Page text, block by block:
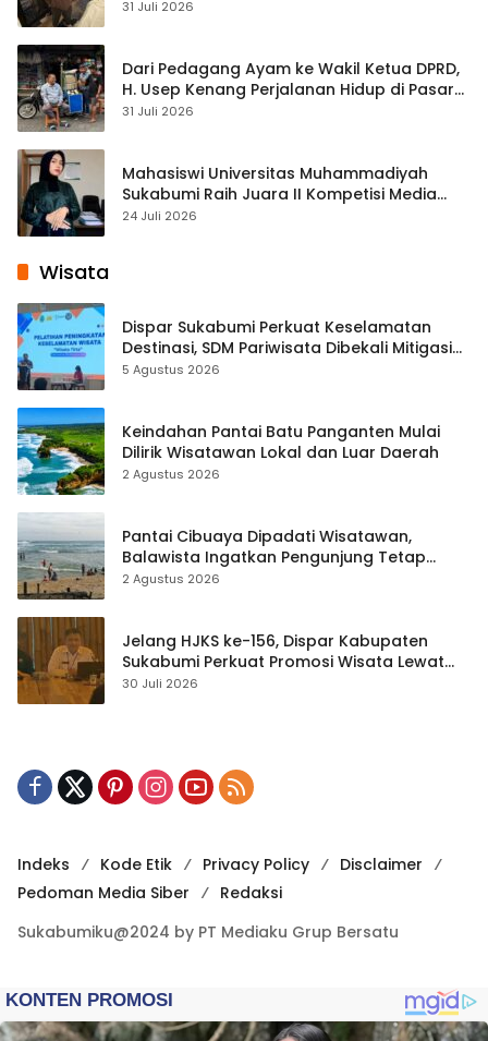
Streaming
31 Juli 2026
Dari Pedagang Ayam ke Wakil Ketua DPRD,
H. Usep Kenang Perjalanan Hidup di Pasar
Cisaat
31 Juli 2026
Mahasiswi Universitas Muhammadiyah
Sukabumi Raih Juara II Kompetisi Media
Pembelajaran Digital Tingkat Internasional
24 Juli 2026
Wisata
Dispar Sukabumi Perkuat Keselamatan
Destinasi, SDM Pariwisata Dibekali Mitigasi
hingga Teknik Evakuasi
5 Agustus 2026
Keindahan Pantai Batu Panganten Mulai
Dilirik Wisatawan Lokal dan Luar Daerah
2 Agustus 2026
Pantai Cibuaya Dipadati Wisatawan,
Balawista Ingatkan Pengunjung Tetap
Waspada
2 Agustus 2026
Jelang HJKS ke-156, Dispar Kabupaten
Sukabumi Perkuat Promosi Wisata Lewat
Publikasi Digital
30 Juli 2026
Indeks Kode Etik Privacy Policy
Disclaimer
Pedoman Media Siber
Redaksi
Sukabumiku@2024 by PT Mediaku Grup Bersatu